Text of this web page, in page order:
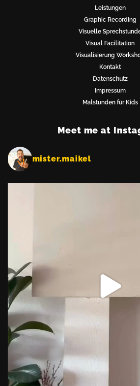
Start
Neuland
Leistungen
Graphic Recording
Visuelle
Visual Facilitation
Visualisierung
Kontakt
Datenschutz
Impressum
Malstunden für Kids
Meet me at
mister.maikel